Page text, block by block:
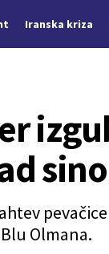
Iranska kriza
Olmana.